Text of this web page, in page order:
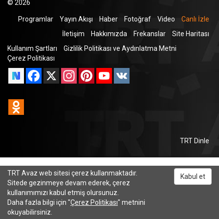
© 2026
Programlar Yayın Akışı Haber Fotoğraf Video
Canlı İzle
İletişim
Hakkımızda Frekanslar
Site Haritası
Kullanım Şartları
Gizlilik Politikası ve Aydınlatma Metni
Çerez Politikası
Facebook
X InstagramPinterestYouTube
TRT Dinle
TRT Avaz web sitesi çerez kullanmaktadır.
Sitede gezinmeye devam ederek, çerez
kullanımımızı kabul etmiş olursunuz.
Daha fazla bilgi için "Çerez Politikası" metnini
okuyabilirsiniz.
Kabul et